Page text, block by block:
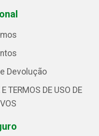
Devolução
TERMOS DE USO DE